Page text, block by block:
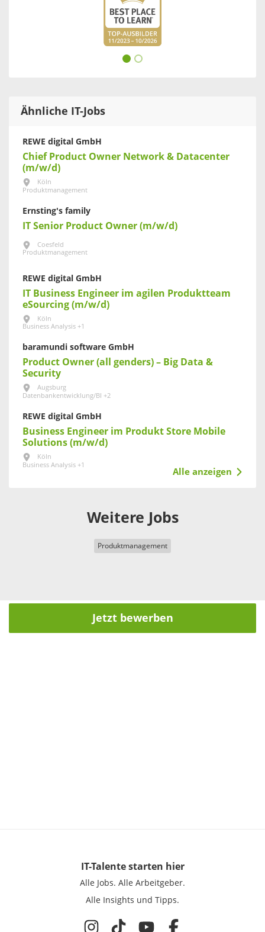
Ähnliche IT-Jobs
REWE digital GmbH
Chief Product Owner Network & Datacenter
(m/w/d)
Köln
Produktmanagement
Ernsting's family
IT Senior Product Owner (m/w/d)
Coesfeld
Produktmanagement
REWE digital GmbH
IT Business Engineer im agilen Produktteam
eSourcing (m/w/d)
Köln
Business Analysis +1
baramundi software GmbH
Product Owner (all genders) – Big Data &
Security
Augsburg
Datenbankentwicklung/BI +2
REWE digital GmbH
Business Engineer im Produkt Store Mobile
Solutions (m/w/d)
Köln
Business Analysis +1
Alle anzeigen
Weitere Jobs
Produktmanagement
Jetzt bewerben
IT-Talentestarten hier
Alle Jobs. Alle Arbeitgeber.
Alle Insights und Tipps.